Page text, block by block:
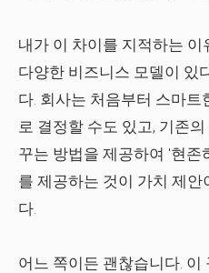
내가 이 차이를 지적하는
다양한 비즈니스 모델이 있
다. 회사는 처음부터 스마
로 결정할 수도 있고, 기존
꾸는 방법을 제공하여 '현존
를 제공하는 것이 가치 제
다.
어느 쪽이든 괜찮습니다.